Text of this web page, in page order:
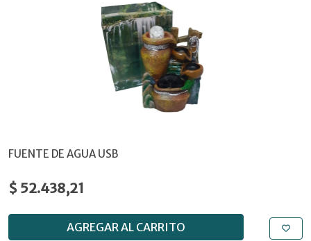
FUENTE DE AGUA USB
$ 52.438,21
AGREGAR AL CARRITO